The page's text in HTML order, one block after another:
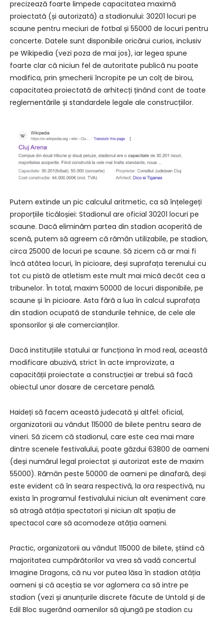
precizează foarte limpede capacitatea maximă
proiectată (și autorizată) a stadionului: 30201 locuri pe
scaune pentru meciuri de fotbal și 55000 de locuri pentru
concerte. Datele sunt disponibile oricărui curios, inclusiv
pe Wikipedia (vezi poza de mai jos), iar legea spune
foarte clar că niciun fel de autoritate publică nu poate
modifica, prin șmecherii încropite pe un colț de birou,
capacitatea proiectată de arhitecți ținând cont de toate
reglementările și standardele legale ale construcțiilor.
Putem extinde un pic calculul aritmetic, ca să înțelegeți
proporțiile ticăloșiei: Stadionul are oficial 30201 locuri pe
scaune. Dacă eliminăm partea din stadion acoperită de
scenă, putem să agreem că rămân utilizabile, pe stadion,
circa 25000 de locuri pe scaune. Să zicem că ar mai fi
încă atâtea locuri, în picioare, deși suprafața terenului cu
tot cu pistă de atletism este mult mai mică decât cea a
tribunelor. În total, maxim 50000 de locuri disponibile, pe
scaune și în picioare. Asta fără a lua în calcul suprafața
din stadion ocupată de standurile tehnice, de cele ale
sponsorilor și ale comercianților.
Dacă instituțiile statului ar funcționa în mod real, această
modificare abuzivă, strict în acte improvizate, a
capacității proiectate a construcției ar trebui să facă
obiectul unor dosare de cercetare penală.
Haideți să facem această judecată și altfel: oficial,
organizatorii au vândut 115000 de bilete pentru seara de
vineri. Să zicem că stadionul, care este cea mai mare
dintre scenele festivalului, poate găzdui 63800 de oameni
(deși numărul legal proiectat și autorizat este de maxim
55000). Rămân peste 50000 de oameni pe dinafară, deși
este evident că în seara respectivă, la ora respectivă, nu
exista în programul festivalului niciun alt eveniment care
să atragă atâția spectatori și niciun alt spațiu de
spectacol care să acomodeze atâția oameni.
Practic, organizatorii au vândut 115000 de bilete, știind că
majoritatea cumpărătorilor va vrea să vadă concertul
Imagine Dragons, că nu vor putea lăsa în stadion atâția
oameni și că aceștia se vor aglomera ca să intre pe
stadion (vezi și anunțurile discrete făcute de Untold și de
Edil Bloc sugerând oamenilor să ajungă pe stadion cu